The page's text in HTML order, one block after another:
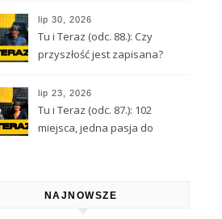
lip 30, 2026
Tu i Teraz (odc. 88.): Czy
przyszłość jest zapisana?
astrologii i przeznaczeniu
lip 23, 2026
Tu i Teraz (odc. 87.): 102
miejsca, jedna pasja do
NAJNOWSZE